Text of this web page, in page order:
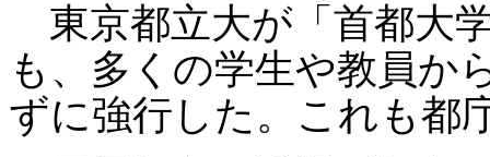
東京都立大が「首都大
も、多くの学生や教員か
ずに強行した。これも都